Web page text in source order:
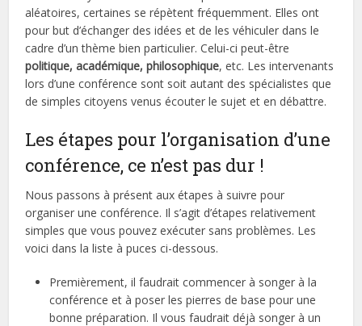
aléatoires, certaines se répètent fréquemment. Elles ont
pour but d’échanger des idées et de les véhiculer dans le
cadre d’un thème bien particulier. Celui-ci peut-être
politique, académique, philosophique, etc. Les intervenants
lors d’une conférence sont soit autant des spécialistes que
de simples citoyens venus écouter le sujet et en débattre.
Les étapes pour l’organisation d’une
conférence, ce n’est pas dur !
Nous passons à présent aux étapes à suivre pour
organiser une conférence. Il s’agit d’étapes relativement
simples que vous pouvez exécuter sans problèmes. Les
voici dans la liste à puces ci-dessous.
Premièrement, il faudrait commencer à songer à la
conférence et à poser les pierres de base pour une
bonne préparation. Il vous faudrait déjà songer à un